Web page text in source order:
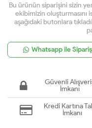
Bu ürünün siparişini sizin
ekibimizin oluşturmasını
aşağıdaki butonlara
Whatsapp ile Sipariş
Güvenli
İmkanı
Kredi Kartına
İmkanı